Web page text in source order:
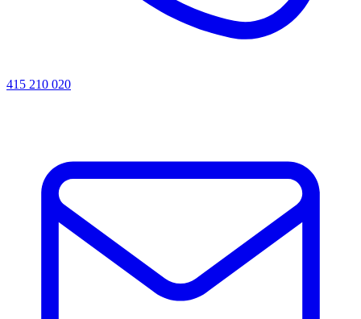
415 210 020